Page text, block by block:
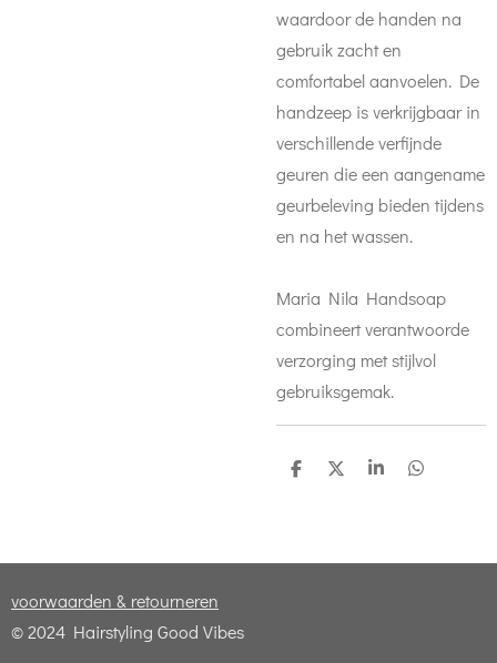
waardoor de handen na
gebruik zacht en
comfortabel aanvoelen. De
handzeep is verkrijgbaar in
verschillende verfijnde
geuren die een aangename
geurbeleving bieden tijdens
en na het wassen.
Maria Nila Handsoap
combineert verantwoorde
verzorging met stijlvol
gebruiksgemak.
D
D
S
D
voorwaarden & retourneren
© 2024 Hairstyling Good Vibes